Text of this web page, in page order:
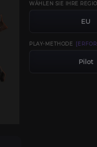
WÄHLEN SIE IHRE
EU
PLAY-METHODE
Pilot